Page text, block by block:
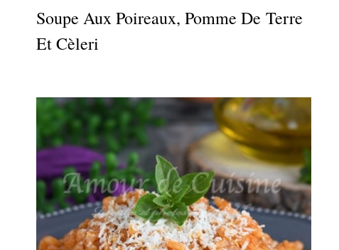
Soupe Aux Poireaux, Pomme De Terre
Et Cèleri